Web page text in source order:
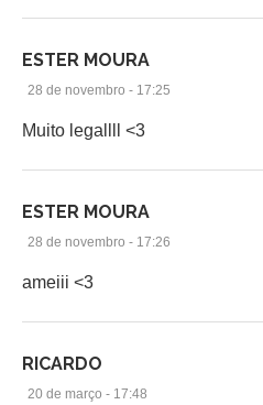
ESTER MOURA
28 de novembro - 17:25
Muito legallll <3
ESTER MOURA
28 de novembro - 17:26
ameiii <3
RICARDO
20 de março - 17:48